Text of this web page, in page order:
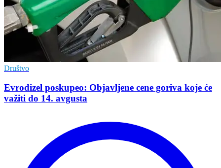
Društvo
Evrodizel poskupeo: Objavljene cene goriva koje će
važiti do 14. avgusta